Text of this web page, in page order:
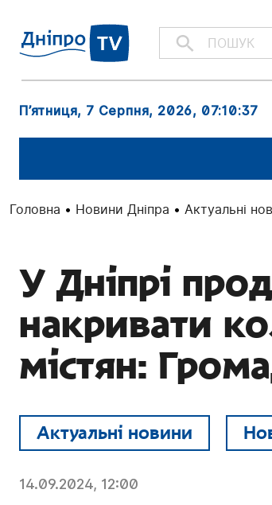
П’ятниця, 7 Серпня, 2026, 07:10:38
Головна • Новини Дніпра • Актуальні
У Дніпрі
накривати
містян:
Актуальні новини
14.09.2024, 12:00